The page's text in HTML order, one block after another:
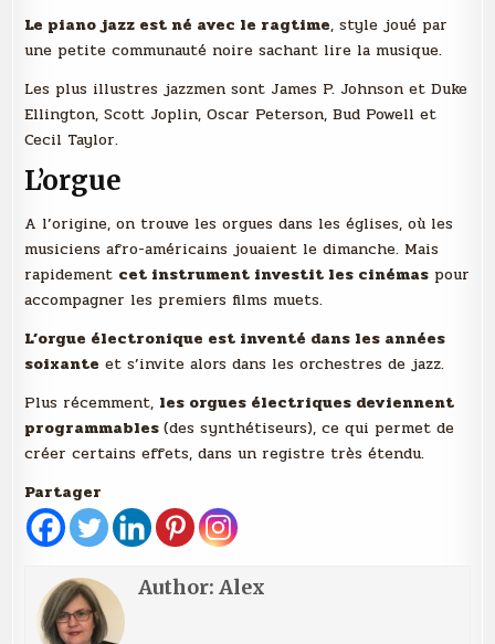
Le piano jazz est né avec le ragtime, style joué par
une petite communauté noire sachant lire la musique.
Les plus illustres jazzmen sont James P. Johnson et Duke
Ellington, Scott Joplin, Oscar Peterson, Bud Powell et
Cecil Taylor.
L’orgue
A l’origine, on trouve les orgues dans les églises, où les
musiciens afro-américains jouaient le dimanche. Mais
rapidement cet instrument investit les cinémas pour
accompagner les premiers films muets.
L’orgue électronique est inventé dans les années
soixante et s’invite alors dans les orchestres de jazz.
Plus récemment, les orgues électriques deviennent
programmables(des synthétiseurs), ce qui permet de
créer certains effets, dans un registre très étendu.
Partager
Author:Alex